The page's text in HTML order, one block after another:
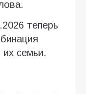
теперь
семьи.